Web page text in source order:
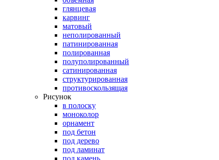
глянцевая
карвинг
матовый
неполированный
патинированная
полированная
полуполированный
сатинированная
структурированная
противоскользящая
Рисунок
в полоску
моноколор
орнамент
под бетон
под дерево
под ламинат
под камень